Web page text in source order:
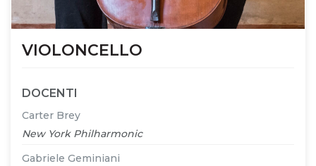
VIOLONCELLO
DOCENTI
Carter Brey
New York Philharmonic
Gabriele Geminiani